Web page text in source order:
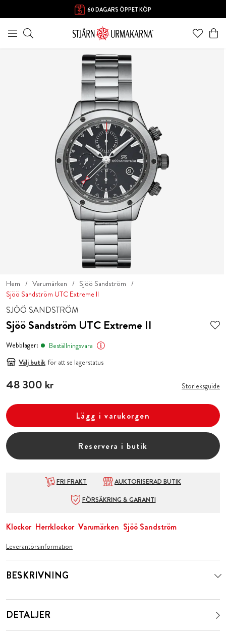
60 DAGARS ÖPPET KÖP
Hem Varumärken
Sjöö Sandström
Sjöö Sandström UTC Extreme II
SJÖÖ SANDSTRÖM
Sjöö Sandström UTC Extreme II
Webblager:
Beställningsvara
Välj butik för att se lagerstatus
Pris: 48 300 kr
48 300 kr Storleksguide
Lägg i varukorgen
Reservera i butik
FRI FRAKT
AUKTORISERAD BUTIK
FÖRSÄKRING & GARANTI
Klockor Herrklockor Varumärken Sjöö Sandström
Leverantörsinformation
BESKRIVNING
DETALJER